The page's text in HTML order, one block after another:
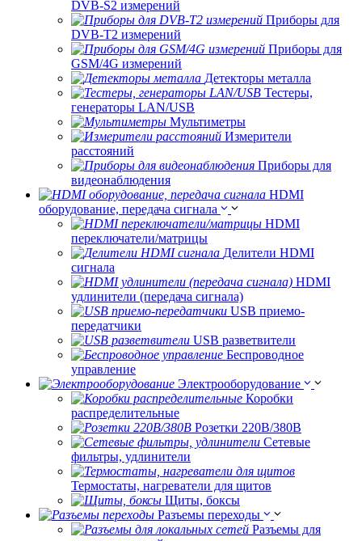
DVB-S2 измерений
Приборы для
DVB-T2 измерений
Приборы для
GSM/4G измерений
Детекторы металла
Тестеры,
генераторы LAN/USB
Мультиметры
Измерители
расстояний
Приборы для
видеонаблюдения
HDMI
оборудование, передача сигнала
HDMI
переключатели/матрицы
Делители HDMI
сигнала
HDMI
удлинители (передача сигнала)
USB приемо-
передатчики
USB разветвители
Беспроводное
управление
Электрооборудование
Коробки
распределительные
Розетки 220В/380В
Сетевые
фильтры, удлинители
Термостаты, нагреватели для щитов
Щиты, боксы
Разъемы переходы
Разъемы для